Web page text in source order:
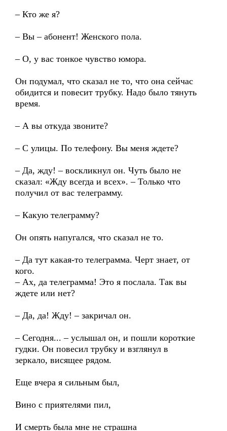
– Кто же я?
– Вы – абонент! Женского пола.
– О, у вас тонкое чувство юмора.
Он подумал, что сказал не то, что она сейчас
обидится и повесит трубку. Надо было тянуть
время.
– А вы откуда звоните?
– С улицы. По телефону. Вы меня ждете?
– Да, жду! – воскликнул он. Чуть было не
сказал: «Жду всегда и всех». – Только что
получил от вас телеграмму.
– Какую телеграмму?
Он опять напугался, что сказал не то.
– Да тут какая-то телеграмма. Черт знает, от
кого.
– Ах, да телеграмма! Это я послала. Так вы
ждете или нет?
– Да, да! Жду! – закричал он.
– Сегодня... – услышал он, и пошли короткие
гудки. Он повесил трубку и взглянул в
зеркало, висящее рядом.
Еще вчера я сильным был,
Вино с приятелями пил,
И смерть была мне не страшна